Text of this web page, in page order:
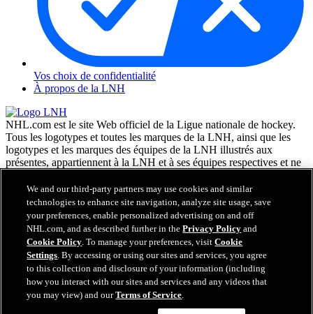
Vos choix de confidentialité
À propos de la LNH
NHL.com est le site Web officiel de la Ligue nationale de hockey.
Tous les logotypes et toutes les marques de la LNH, ainsi que les
logotypes et les marques des équipes de la LNH illustrés aux
présentes, appartiennent à la LNH et à ses équipes respectives et ne
Enterprises, L.P. © LNH 2026. Tous droits réservés. Tous les
chandails d'équipe de la LNH personnalisés avec les noms des
joueurs de la LNH et leurs numéros sont officiellement sous license
de la LNH et de l'AJLNH. Le mot servant de marque Zamboni et la
configuration de la surfaceuse Zamboni sont des marques de
commerce déposées de Frank J. Zamboni & Co., Inc. © Frank J.
Zamboni & Co., Inc. 2026. Tous droits réservés. Toute autre marque
déposée ou tout droit d'auteur d'une tierce partie sont la propriété de
leurs auteurs respectifs. Tous droits réservés.
We and our third-party partners may use cookies and similar
technologies to enhance site navigation, analyze site usage, save
your preferences, enable personalized advertising on and off
NHL.com, and as described further in thePrivacy Policy and
Cookie Policy. To manage your preferences, visitCookie
Settings. By accessing or using our sites and services, you agree
to this collection and disclosure of your information (including
how you interact with our sites and services and any videos that
you may view) and ourTerms of Service.